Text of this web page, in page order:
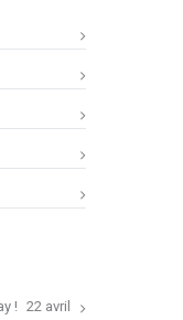
! 22 avril